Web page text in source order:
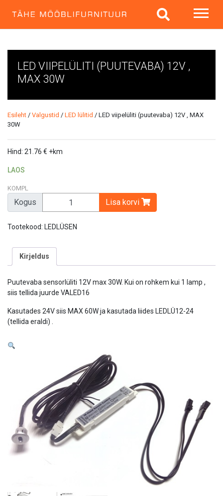
LED VIIPELÜLITI (PUUTEVABA) 12V ,
MAX 30W
Esileht / Valgustid / LED lülitid / LED viipelüliti (puutevaba) 12V , MAX
30W
Hind: 21.76 € +km
LAOS
KOMPL
Kogus Lisa korvi
Tootekood: LEDLÜSEN
Kirjeldus
Puutevaba sensorlüliti 12V max 30W. Kui on rohkem kui 1 lamp ,
siis tellida juurde VALED16
Kasutades 24V siis MAX 60W ja kasutada liides LEDLÜ12-24
(tellida eraldi) .